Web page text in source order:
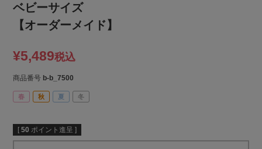
ベビーサイズ
【オーダーメイド】
¥5,489税込
商品番号 b-b_7500
春 秋 夏 冬
[ 50 ポイント進呈 ]